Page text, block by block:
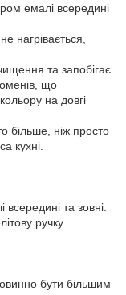
емалі всередині
нагрівається,
та запобігає
що
на довгі
більше, ніж просто
кухні.
всередині та зовні.
ручку.
бути більшим